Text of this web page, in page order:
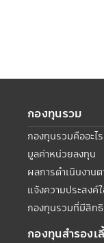
กองทุนรวม
กองทุนรวมคืออะไร
มูลค่าหน่วยลงทุน
ผลการดำเนินงาน
แจ้งความประสงค์
กองทุนรวมที่มีสิท
กองทุนสำรองเ